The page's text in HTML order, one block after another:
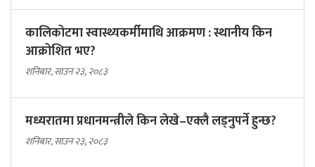
कालिकोटमा स्वास्थ्यकर्मीमाथि आक्रमण : स्थानीय किन
आक्रोशित भए?
शनिबार, साउन २३, २०८३
मध्यरातमा प्रधानमन्त्रीले किन लेखे–एक्लै लड्नुपर्ने हुन्छ?
शनिबार, साउन २३, २०८३